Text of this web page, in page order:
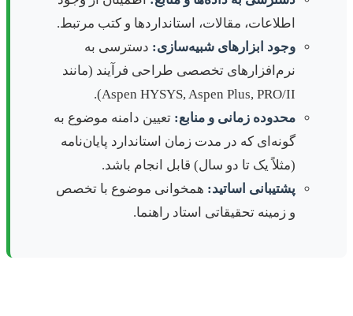
اطلاعات، مقالات، استانداردها و کتب مرتبط.
وجود ابزارهای شبیه‌سازی: دسترسی به
نرم‌افزارهای تخصصی طراحی فرآیند (مانند
Aspen HYSYS, Aspen Plus, PRO/II).
محدوده زمانی و منابع: تعیین دامنه موضوع به
گونه‌ای که در مدت زمان استاندارد پایان‌نامه
(مثلاً یک تا دو سال) قابل انجام باشد.
پشتیبانی اساتید: همخوانی موضوع با تخصص
و زمینه تحقیقاتی استاد راهنما.